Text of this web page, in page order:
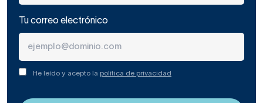
Tu correo electrónico
He leído y acepto la política de privacidad